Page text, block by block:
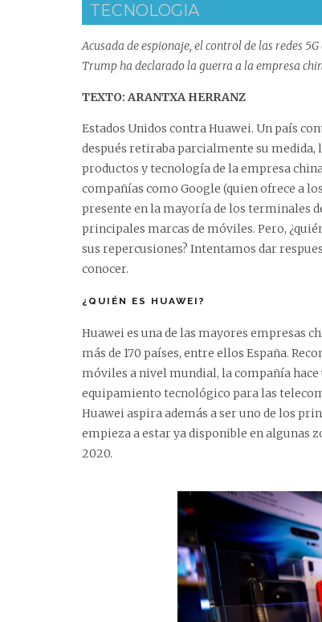
TECNOLOGIA
Acusada de espionaje, el control de las redes
Trump ha declarado la guerra a la empresa
TEXTO: ARANTXA HERRANZ
Estados Unidos contra Huawei. Un país
después retiraba parcialmente su
productos y tecnología de la empresa
compañías como Google (quien ofrece a
presente en la mayoría de los terminales
principales marcas de móviles. Pero,
sus repercusiones? Intentamos dar
conocer.
¿QUIÉN ES HUAWEI?
Huawei es una de las mayores empresas
más de 170 países, entre ellos España.
móviles a nivel mundial, la compañía
equipamiento tecnológico para las
Huawei aspira además a ser uno de los
empieza a estar ya disponible en algunas
2020.